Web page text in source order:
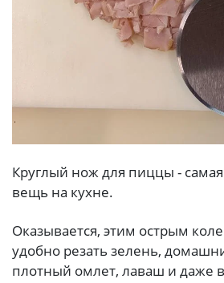
Круглый нож для пиццы -
вещь на кухне.
Оказывается, этим острым
удобно резать зелень,
плотный омлет, лаваш и даже